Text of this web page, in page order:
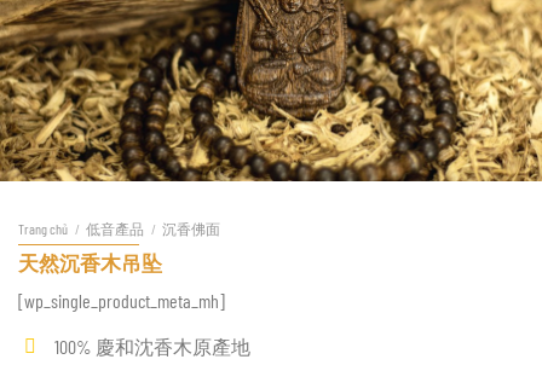
Trang chủ / 低音產品 / 沉香佛面
天然沉香木吊坠
[wp_single_product_meta_mh]
100% 慶和沈香木原產地